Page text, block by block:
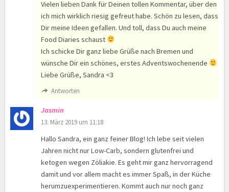
Vielen lieben Dank für Deinen tollen Kommentar, über den
ich mich wirklich riesig gefreut habe. Schön zu lesen, dass
Dir meine Ideen gefallen. Und toll, dass Du auch meine
Food Diaries schaust
Ich schicke Dir ganz liebe Grüße nach Bremen und
wünsche Dir ein schönes, erstes Adventswochenende
Liebe Grüße, Sandra <3
Antworten
Jasmin
13. März 2019 um 11:18
Hallo Sandra, ein ganz feiner Blog! Ich lebe seit vielen
Jahren nicht nur Low-Carb, sondern glutenfrei und
ketogen wegen Zöliakie. Es geht mir ganz hervorragend
damit und vor allem macht es immer Spaß, in der Küche
herumzuexperimentieren. Kommt auch nur noch ganz